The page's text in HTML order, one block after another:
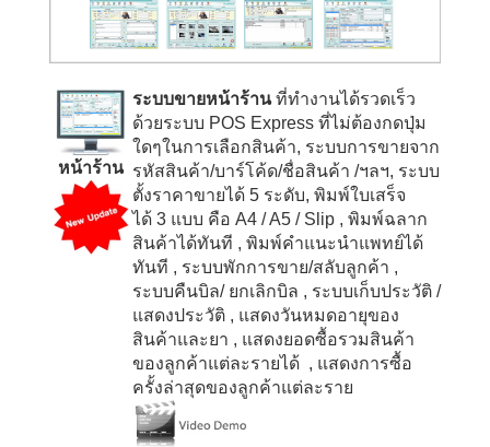
หน้าร้าน
ระบบขายหน้าร้านที่ทำงานได้รวดเร็ว
ด้วยระบบ POS Express ที่ไม่ต้องกดปุ่ม
ใดๆในการเลือกสินค้า, ระบบการขายจาก
รหัสสินค้า/บาร์โค้ด/ชื่อสินค้า /ฯลฯ, ระบบ
ตั้งราคาขายได้ 5 ระดับ, พิมพ์ใบเสร็จ
ได้ 3 แบบ คือ A4 / A5 / Slip , พิมพ์ฉลาก
สินค้าได้ทันที , พิมพ์คำแนะนำแพทย์ได้
ทันที , ระบบพักการขาย/สลับลูกค้า ,
ระบบคืนบิล/ ยกเลิกบิล , ระบบเก็บประวัติ /
แสดงประวัติ , แสดงวันหมดอายุของ
สินค้าและยา , แสดงยอดซื้อรวมสินค้า
ของลูกค้าแต่ละรายได้ , แสดงการซื้อ
ครั้งล่าสุดของลูกค้าแต่ละราย